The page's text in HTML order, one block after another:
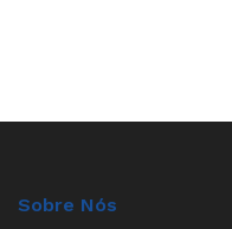
Sobre Nós